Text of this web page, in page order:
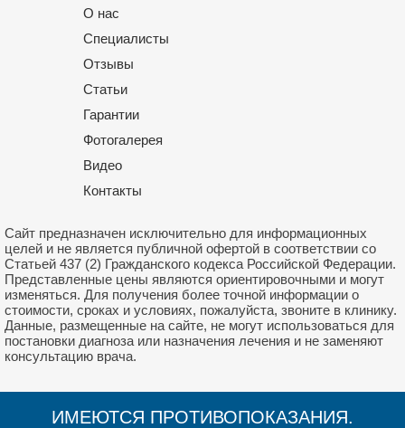
О нас
Специалисты
Отзывы
Статьи
Гарантии
Фотогалерея
Видео
Контакты
Сайт предназначен исключительно для информационных
целей и не является публичной офертой в соответствии со
Статьей 437 (2) Гражданского кодекса Российской Федерации.
Представленные цены являются ориентировочными и могут
изменяться. Для получения более точной информации о
стоимости, сроках и условиях, пожалуйста, звоните в клинику.
Данные, размещенные на сайте, не могут использоваться для
постановки диагноза или назначения лечения и не заменяют
консультацию врача.
ИМЕЮТСЯ ПРОТИВОПОКАЗАНИЯ.